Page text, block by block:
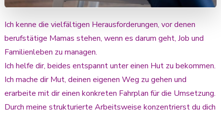
Ich kenne die vielfältigen Herausforderungen, vor denen
berufstätige Mamas stehen, wenn es darum geht, Job und
Familienleben zu managen.
Ich helfe dir, beides entspannt unter einen Hut zu bekommen.
Ich mache dir Mut, deinen eigenen Weg zu gehen und
erarbeite mit dir einen konkreten Fahrplan für die Umsetzung.
Durch meine strukturierte Arbeitsweise konzentrierst du dich